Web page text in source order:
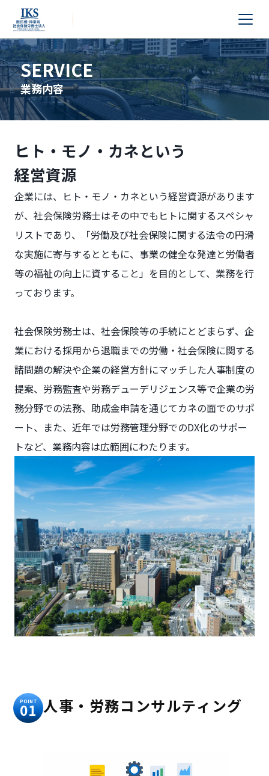
SERVICE
業務内容
ヒト・モノ・カネという
経営資源
企業には、ヒト・モノ・カネという経営資源があります
が、社会保険労務士はその中でもヒトに関するスペシャ
リストであり、「労働及び社会保険に関する法令の円滑
な実施に寄与するとともに、事業の健全な発達と労働者
等の福祉の向上に資すること」を目的として、業務を行
っております。
社会保険労務士は、社会保険等の手続にとどまらず、企
業における採用から退職までの労働・社会保険に関する
諸問題の解決や企業の経営方針にマッチした人事制度の
提案、労務監査や労務デューデリジェンス等で企業の労
務分野での法務、助成金申請を通じてカネの面でのサポ
ート、また、近年では労務管理分野でのDX化のサポー
トなど、業務内容は広範囲にわたります。
POINT
01 人事・労務コンサルティング